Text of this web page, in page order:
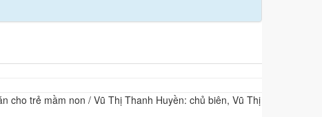
cho trẻ mầm non / Vũ Thị Thanh Huyền: chủ biên, Vũ Thị